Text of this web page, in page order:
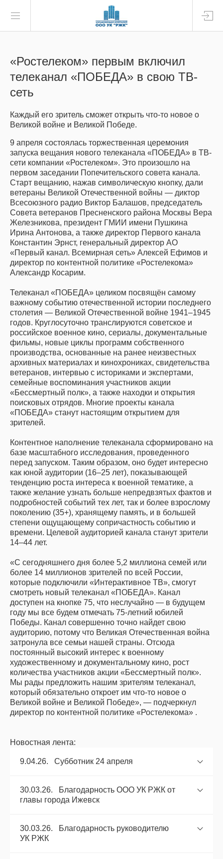
«Ростелеком» первым включил
телеканал «ПОБЕДА» в свою ТВ-
сеть
Каждый его зритель сможет открыть что-то новое о
Великой войне и Великой Победе.
9 апреля состоялась торжественная церемония
запуска вещания нового телеканала «ПОБЕДА» в ТВ-
сети компании «Ростелеком». Это произошло на
первом заседании Попечительского совета канала.
Старт вещанию, нажав символическую кнопку, дали
ветераны Великой Отечественной войны — диктор
Всесоюзного радио Виктор Балашов, председатель
Совета ветеранов Пресненского района Москвы Вера
Железникова, президент ГМИИ имени Пушкина
Ирина Антонова, а также директор Первого канала
Константин Эрнст, генеральный директор АО
«Первый канал. Всемирная сеть» Алексей Ефимов и
директор по контентной политике «Ростелекома»
Александр Косарим.
Телеканал «ПОБЕДА» целиком посвящён самому
важному событию отечественной истории последнего
столетия — Великой Отечественной войне 1941–1945
годов. Круглосуточно транслируются советское и
российское военное кино, сериалы, документальные
фильмы, новые циклы программ собственного
производства, основанные на ранее неизвестных
архивных материалах и кинохрониках, свидетельства
ветеранов, интервью с историками и экспертами,
семейные воспоминания участников акции
«Бессмертный полк», а также находки и открытия
поисковых отрядов. Многие проекты канала
«ПОБЕДА» станут настоящим открытием для
зрителей.
Контентное наполнение телеканала сформировано на
базе масштабного исследования, проведенного
перед запуском. Таким образом, оно будет интересно
как юной аудитории (16–25 лет), показывающей
тенденцию роста интереса к военной тематике, а
также желание узнать больше непредвзятых фактов и
подробностей событий тех лет, так и более взрослому
поколению (35+), хранящему память, и в большей
степени ощущающему сопричастность событию и
времени. Целевой аудиторией канала станут зрители
14–44 лет.
«С сегодняшнего дня более 5,2 миллиона семей или
более 14 миллионов зрителей по всей России,
которые подключили «Интерактивное ТВ», смогут
смотреть новый телеканал «ПОБЕДА». Канал
доступен на кнопке 75, что неслучайно — в будущем
году мы все будем отмечать 75-летний юбилей
Победы. Канал совершенно точно найдет свою
аудиторию, потому что Великая Отечественная война
затронула все семьи нашей страны. Отсюда
постоянный высокий интерес к военному
художественному и документальному кино, рост
количества участников акции «Бессмертный полк».
Мы рады предложить нашим зрителям телеканал,
который обязательно откроет им что-то новое о
Великой войне и Великой Победе», — подчеркнул
директор по контентной политике «Ростелекома» .
Новостная лента:
9.04.26. Субботник 24 апреля
30.03.26. Благодарность ООО УК РЖК от
главы города Ижевск
30.03.26. Благодарность руководителю
УК РЖК